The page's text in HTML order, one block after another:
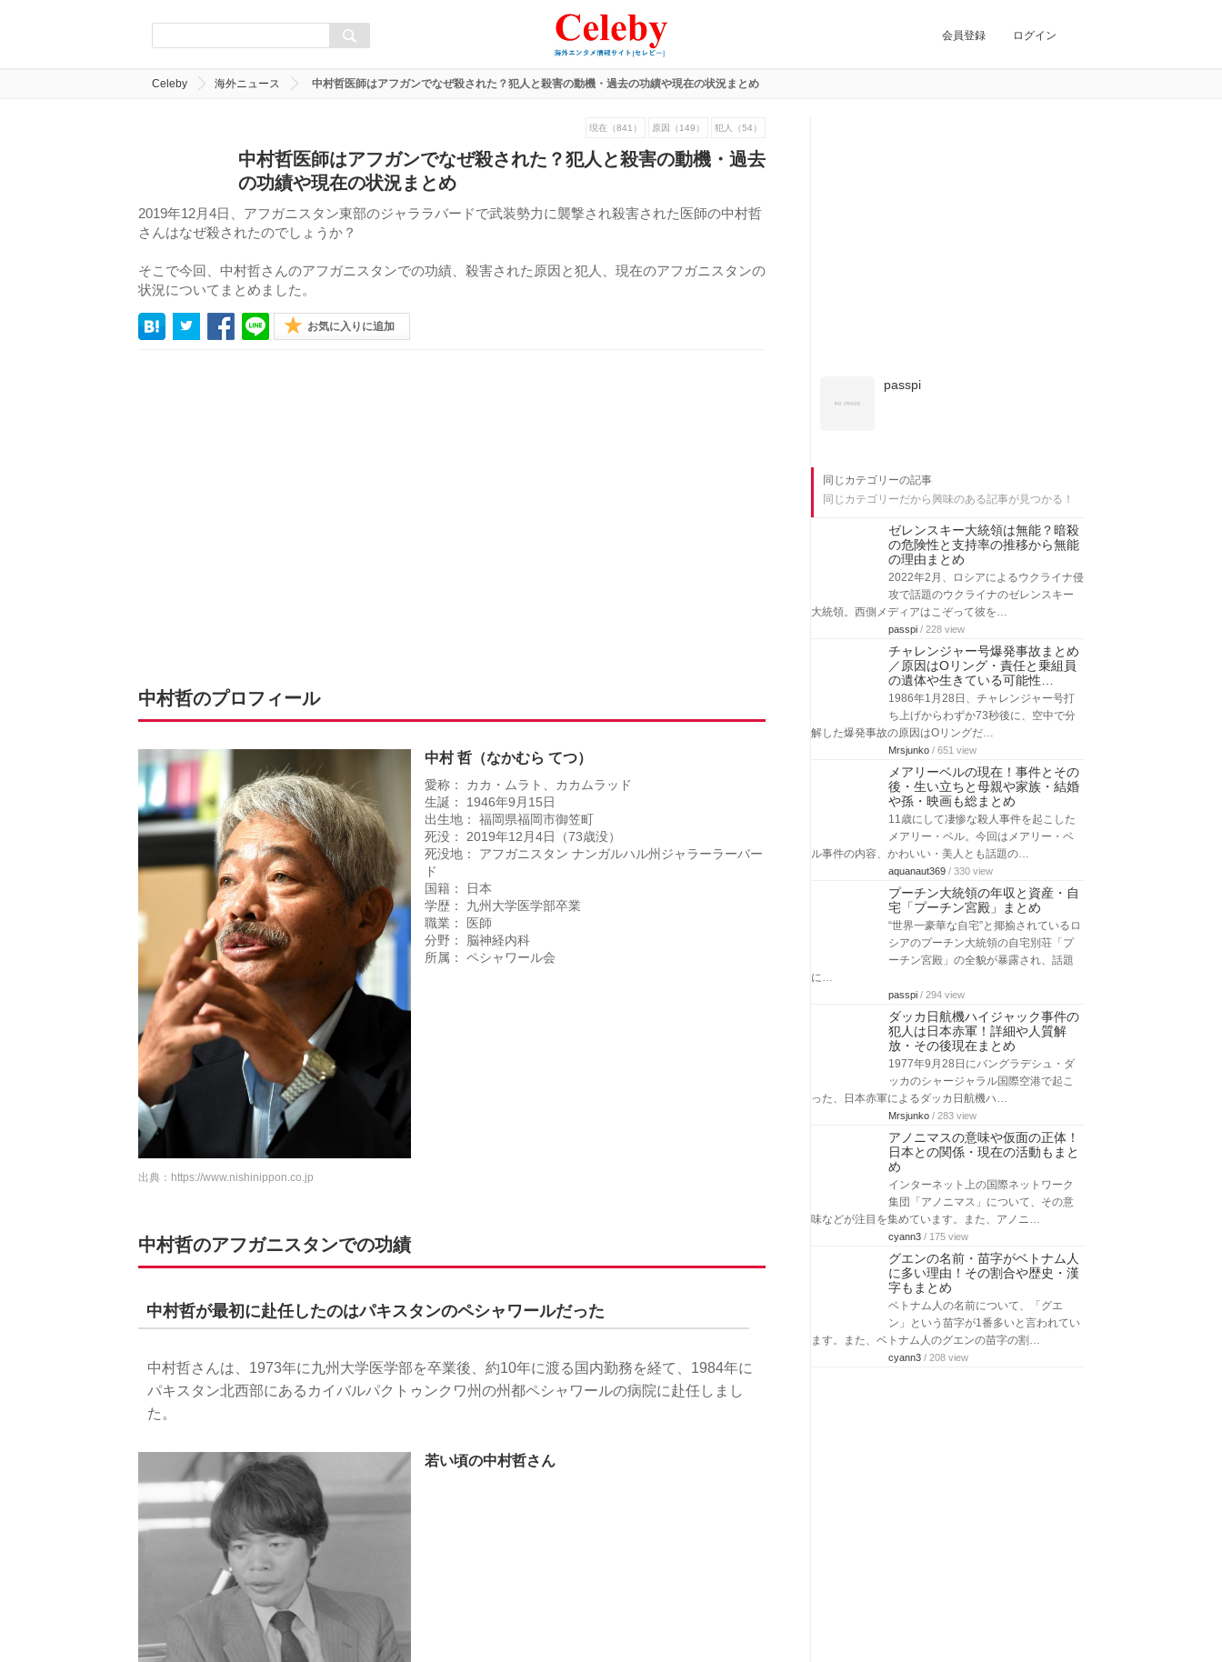
会員登録 ログイン
Celeby 海外ニュース 中村哲医師はアフガンでなぜ殺された？犯人と殺害の動機・過去の功績や現在の状況まとめ
現在（841） 原因（149） 犯人（54）
中村哲医師はアフガンでなぜ殺された？犯人と殺害の動機・過去
の功績や現在の状況まとめ
2019年12月4日、アフガニスタン東部のジャララバードで武装勢力に襲撃され殺害された医師の中村哲
さんはなぜ殺されたのでしょうか？
そこで今回、中村哲さんのアフガニスタンでの功績、殺害された原因と犯人、現在のアフガニスタンの
状況についてまとめました。
お気に入りに追加
中村哲のプロフィール
中村 哲（なかむら てつ）
愛称： カカ・ムラト、カカムラッド
生誕： 1946年9月15日
出生地： 福岡県福岡市御笠町
死没： 2019年12月4日（73歳没）
死没地： アフガニスタン ナンガルハル州ジャラーラーバー
ド
国籍： 日本
学歴： 九州大学医学部卒業
職業： 医師
分野： 脳神経内科
所属： ペシャワール会
出典： https://www.nishinippon.co.jp
中村哲のアフガニスタンでの功績
中村哲が最初に赴任したのはパキスタンのペシャワールだった
中村哲さんは、1973年に九州大学医学部を卒業後、約10年に渡る国内勤務を経て、1984年に
パキスタン北西部にあるカイバルパクトゥンクワ州の州都ペシャワールの病院に赴任しまし
た。
若い頃の中村哲さん
passpi
同じカテゴリーの記事
同じカテゴリーだから興味のある記事が見つかる！
ゼレンスキー大統領は無能？暗殺
の危険性と支持率の推移から無能
の理由まとめ
2022年2月、ロシアによるウクライナ侵
攻で話題のウクライナのゼレンスキー
大統領。西側メディアはこぞって彼を…
passpi / 228 view
チャレンジャー号爆発事故まとめ
／原因はOリング・責任と乗組員
の遺体や生きている可能性…
1986年1月28日、チャレンジャー号打
ち上げからわずか73秒後に、空中で分
解した爆発事故の原因はOリングだ…
Mrsjunko / 651 view
メアリーベルの現在！事件とその
後・生い立ちと母親や家族・結婚
や孫・映画も総まとめ
11歳にして凄惨な殺人事件を起こした
メアリー・ベル。今回はメアリー・ベ
ル事件の内容、かわいい・美人とも話題の…
aquanaut369 / 330 view
プーチン大統領の年収と資産・自
宅「プーチン宮殿」まとめ
“世界一豪華な自宅”と揶揄されているロ
シアのプーチン大統領の自宅別荘「プ
ーチン宮殿」の全貌が暴露され、話題
に…
passpi / 294 view
ダッカ日航機ハイジャック事件の
犯人は日本赤軍！詳細や人質解
放・その後現在まとめ
1977年9月28日にバングラデシュ・ダ
ッカのシャージャラル国際空港で起こ
った、日本赤軍によるダッカ日航機ハ…
Mrsjunko / 283 view
アノニマスの意味や仮面の正体！
日本との関係・現在の活動もまと
め
インターネット上の国際ネットワーク
集団「アノニマス」について、その意
味などが注目を集めています。また、アノニ…
cyann3 / 175 view
グエンの名前・苗字がベトナム人
に多い理由！その割合や歴史・漢
字もまとめ
ベトナム人の名前について、「グエ
ン」という苗字が1番多いと言われてい
ます。また、ベトナム人のグエンの苗字の割…
cyann3 / 208 view